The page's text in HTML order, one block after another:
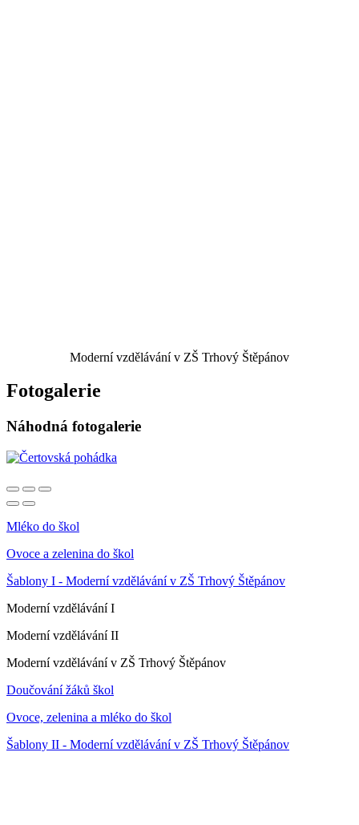
Moderní vzdělávání v ZŠ Trhový Štěpánov
Fotogalerie
Náhodná fotogalerie
Mléko do škol
Ovoce a zelenina do škol
Šablony I - Moderní vzdělávání v ZŠ Trhový Štěpánov
Moderní vzdělávání I
Moderní vzdělávání II
Moderní vzdělávání v ZŠ Trhový Štěpánov
Doučování žáků škol
Ovoce, zelenina a mléko do škol
Šablony II - Moderní vzdělávání v ZŠ Trhový Štěpánov